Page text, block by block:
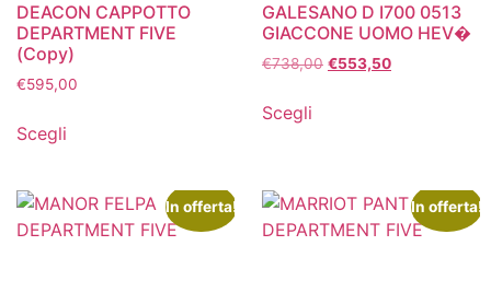
DEACON CAPPOTTO
DEPARTMENT FIVE
(Copy)
€595,00
Scegli
GALESANO D I700 0513
GIACCONE UOMO HEV�
€738,00 €553,50
Scegli
In offerta! In offerta!